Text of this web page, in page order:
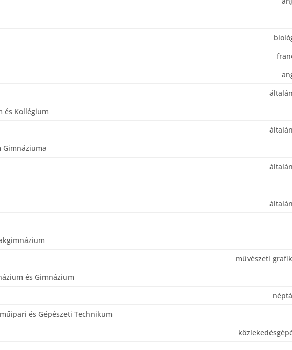
és Kollégium
Gimnáziuma
művészeti
és Gimnázium
és Gépészeti Technikum